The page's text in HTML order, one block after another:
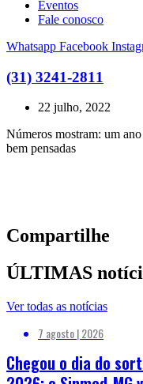
Eventos
Fale conosco
Whatsapp Facebook
(31) 3241-2811
22 julho, 2022
Números mostram: um
bem pensadas
Compartilhe
ÚLTIMAS
Ver todas as notícias
7 agosto | 2026
Chegou o dia do